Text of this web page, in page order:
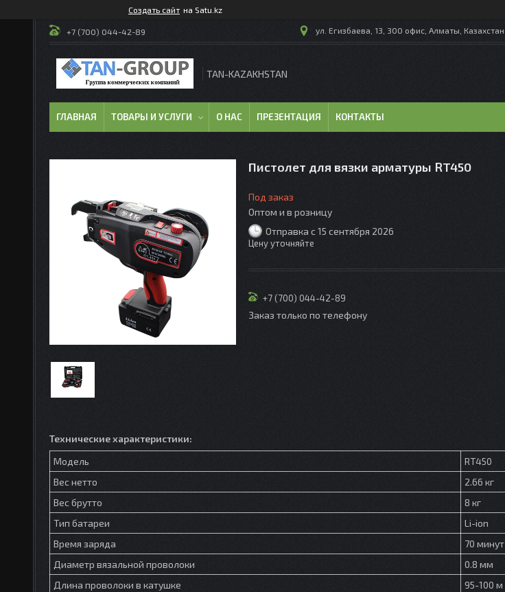
Создать сайт на Satu.kz
+7 (700) 044-42-89 ул. Егизбаева, 13, 300 офис, Алматы, Казахстан
TAN-KAZAKHSTAN
ГЛАВНАЯ ТОВАРЫ И УСЛУГИ О НАС ПРЕЗЕНТАЦИЯ КОНТАКТЫ
Пистолет для вязки арматуры RT450
Под заказ
Оптом и в розницу
Отправка с 15 сентября 2026
Цену уточняйте
+7 (700) 044-42-89
Заказ только по телефону
Технические характеристики:
Модель
RT450
Вес нетто
2.66 кг
Вес брутто
8 кг
Тип батареи
Li-ion
Время заряда
70 минут
Диаметр вязальной проволоки
0.8 мм
Длина проволоки в катушке
95-100 м